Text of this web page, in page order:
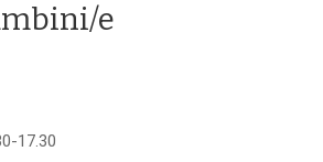
e
17.30